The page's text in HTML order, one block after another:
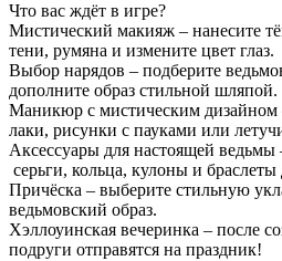
Что вас ждёт в игре?
Мистический макияж – нанесите
тени, румяна и измените цвет глаз.
Выбор нарядов – подберите
дополните образ стильной шляпой.
Маникюр с мистическим дизайном
лаки, рисунки с пауками или
Аксессуары для настоящей ведьмы
серьги, кольца, кулоны и браслеты
Причёска – выберите стильную
ведьмовский образ.
Хэллоуинская вечеринка – после
подруги отправятся на праздник!